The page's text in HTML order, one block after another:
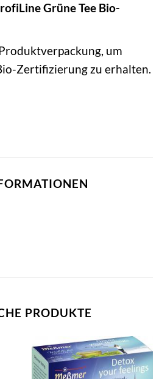
Grüne Tee Bio-
um
Zertifizierung zu erhalten.
PRODUKTE